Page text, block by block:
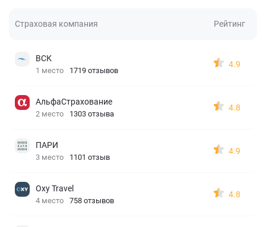
Страховая компания Рейтинг
ВСК
1 место 1719 отзывов
4.9
АльфаСтрахование
2 место 1303 отзыва
4.8
ПАРИ
3 место 1101 отзыв
4.9
Oxy Travel
4 место 758 отзывов
4.8